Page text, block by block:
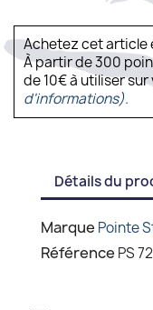
Achetez cet article
À partir de 300
de 10€ à utiliser
d'informations).
Détails du
Marque Pointe
Référence PS